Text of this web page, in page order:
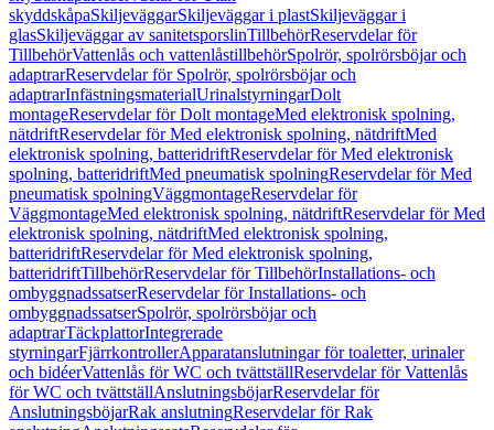
skyddskåpaSkiljeväggarSkiljeväggar i plastSkiljeväggar i
glasSkiljeväggar av sanitetsporslinTillbehörReservdelar för
TillbehörVattenlås och vattenlåstillbehörSpolrör, spolrörsböjar och
adaptrarReservdelar för Spolrör, spolrörsböjar och
adaptrarInfästningsmaterialUrinalstyrningarDolt
montageReservdelar för Dolt montageMed elektronisk spolning,
nätdriftReservdelar för Med elektronisk spolning, nätdriftMed
elektronisk spolning, batteridriftReservdelar för Med elektronisk
spolning, batteridriftMed pneumatisk spolningReservdelar för Med
pneumatisk spolningVäggmontageReservdelar för
VäggmontageMed elektronisk spolning, nätdriftReservdelar för Med
elektronisk spolning, nätdriftMed elektronisk spolning,
batteridriftReservdelar för Med elektronisk spolning,
batteridriftTillbehörReservdelar för TillbehörInstallations- och
ombyggnadssatserReservdelar för Installations- och
ombyggnadssatserSpolrör, spolrörsböjar och
adaptrarTäckplattorIntegrerade
styrningarFjärrkontrollerApparatanslutningar för toaletter, urinaler
och bidéerVattenlås för WC och tvättställReservdelar för Vattenlås
för WC och tvättställAnslutningsböjarReservdelar för
AnslutningsböjarRak anslutningReservdelar för Rak